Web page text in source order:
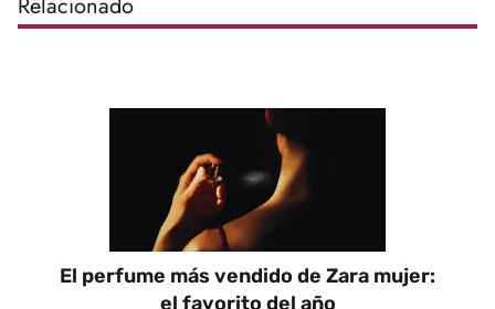
El perfume más vendido de Zara mujer:
el favorito del año